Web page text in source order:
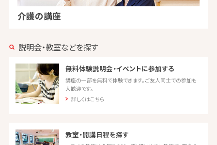
介護の講座
説明会・教室などを探す
無料体験説明会・イベントに参加する
講座の一部を無料で体験できます。ご友人同士での参加も
大歓迎です。
詳しくはこちら
教室・開講日程を探す